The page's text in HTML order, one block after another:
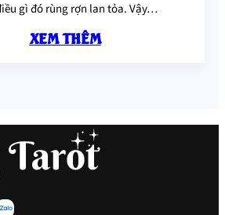
gì đó rùng rợn lan tỏa. Vậy…
XEM THÊM